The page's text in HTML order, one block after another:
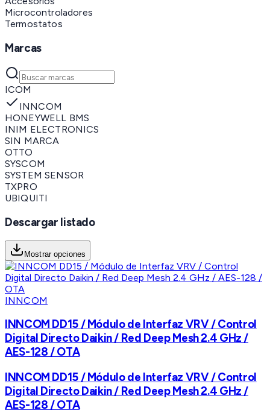
Microcontroladores
Termostatos
Marcas
ICOM
INNCOM
HONEYWELL BMS
INIM ELECTRONICS
SIN MARCA
OTTO
SYSCOM
SYSTEM SENSOR
TXPRO
UBIQUITI
Descargar listado
Mostrar opciones
INNCOM
INNCOM DD15 / Módulo de Interfaz VRV / Control
Digital Directo Daikin / Red Deep Mesh 2.4 GHz /
AES-128 / OTA
INNCOM DD15 / Módulo de Interfaz VRV / Control
Digital Directo Daikin / Red Deep Mesh 2.4 GHz /
AES-128 / OTA